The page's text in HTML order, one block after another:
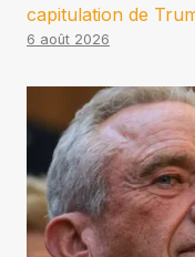
capitulation de
6 août 2026